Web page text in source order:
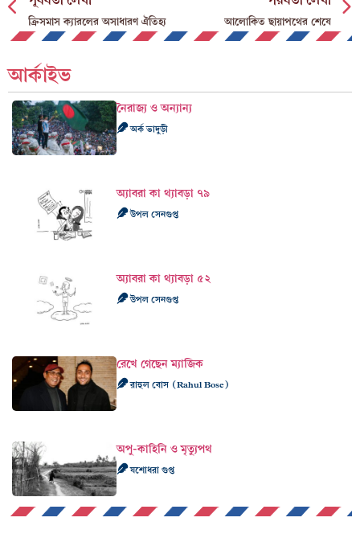
ক্রিসমাস ক্যারলের অসাধারণ ঐতিহ্য আলোকিত ছায়াপথের শেষে
আর্কাইভ
নৈরাজ্য ও অন্যান্য
অর্ক ভাদুড়ী
অ্যাবরা কা থ্যাবড়া ৭৯
উপল সেনগুপ্ত
অ্যাবরা কা থ্যাবড়া ৫২
উপল সেনগুপ্ত
রেখে গেছেন ম্যাজিক
রাহুল বোস (Rahul Bose)
অপু-কাহিনি ও মৃত্যুপথ
যশোধরা গুপ্ত